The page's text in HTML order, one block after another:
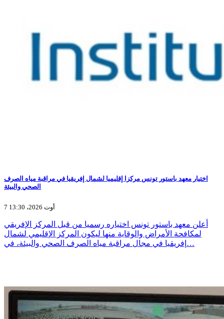
اختيار معهد باستور تونس مركزا إقليميا لشمال إفريقيا في مراقبة مياه الصرف
الصحي والبيئة
7 أوت 2026، 13:30
أعلن معهد باستور تونس اختياره رسميا من قبل المركز الإفريقي
لمكافحة الأمراض والوقاية منها ليكون المركز الإقليمي لشمال
إفريقيا في مجال مراقبة مياه الصرف الصحي والبيئة، في…